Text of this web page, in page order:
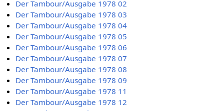
Der Tambour/Ausgabe 1978 02
Der Tambour/Ausgabe 1978 03
Der Tambour/Ausgabe 1978 04
Der Tambour/Ausgabe 1978 05
Der Tambour/Ausgabe 1978 06
Der Tambour/Ausgabe 1978 07
Der Tambour/Ausgabe 1978 08
Der Tambour/Ausgabe 1978 09
Der Tambour/Ausgabe 1978 11
Der Tambour/Ausgabe 1978 12